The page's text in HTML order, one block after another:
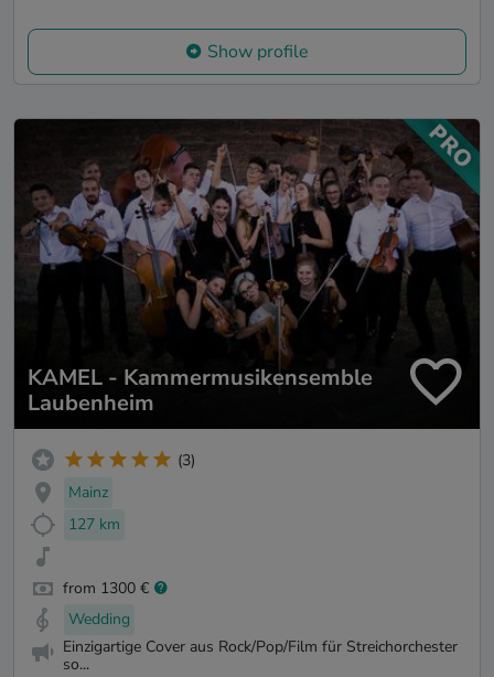
Show profile
KAMEL - Kammermusikensemble
Laubenheim
(3)
Mainz
127 km
from 1300 €
Wedding
Einzigartige Cover aus Rock/Pop/Film für Streichorchester
so...